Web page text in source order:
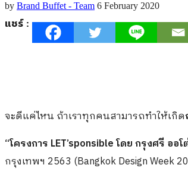
by Brand Buffet - Team 6 February 2020
แชร์ :
จะดีแค่ไหน ถ้าเราทุกคนสามารถทำให้เกิด
“โครงการ LET’sponsibleโดยกรุงศรี ออโ
กรุงเทพฯ 2563 (Bangkok Design Week